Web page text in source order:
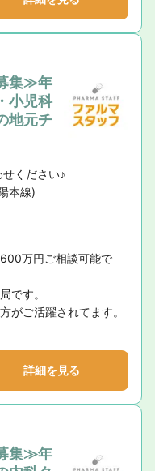
集≫年
児科
地元チ
ください♪
本線)
万円ご相談可能で
です。
がご活躍されてます。
詳細を見る
集≫年